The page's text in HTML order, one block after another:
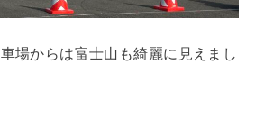
場からは富士山も綺麗に見えまし